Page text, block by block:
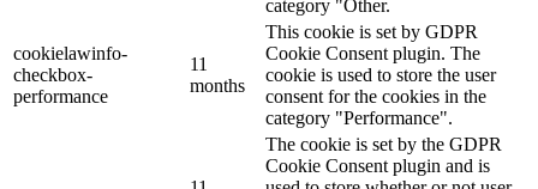
category "Other.
cookielawinfo-
checkbox-
performance
11
months
This cookie is set by GDPR
Cookie Consent plugin. The
cookie is used to store the user
consent for the cookies in the
category "Performance".
The cookie is set by the GDPR
Cookie Consent plugin and is